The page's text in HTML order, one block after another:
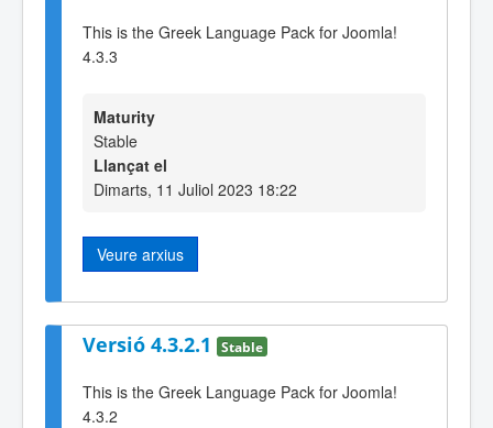
This is the Greek Language Pack for Joomla!
4.3.3
Maturity
Stable
Llançat el
Dimarts, 11 Juliol 2023 18:22
Veure arxius
Versió 4.3.2.1 Stable
This is the Greek Language Pack for Joomla!
4.3.2